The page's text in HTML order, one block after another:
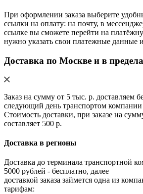
При оформлении заказа выберите
ссылки на оплату: на почту, в
ссылке вы сможете перейти на
нужно указать свои платежные данные
Доставка по Москве и в
Заказ на сумму от 5 тыс. р. доставляем
следующий день транспортом
Стоимость доставки, при заказе на
составляет 500 р.
Доставка в регионы
Доставка до терминала транспортной
5000 рублей - бесплатно, далее
доставкой заказа займется одна из
тарифам: